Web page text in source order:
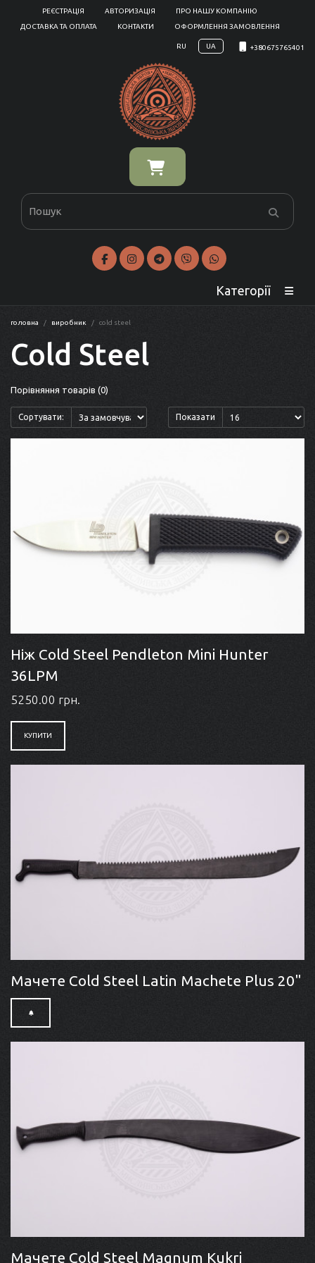
РЕЄСТРАЦІЯ АВТОРИЗАЦІЯ
ПРО НАШУ КОМПАНІЮ
ДОСТАВКА ТА ОПЛАТА
КОНТАКТИ ОФОРМЛЕННЯ ЗАМОВЛЕННЯ
RU UA +380675765401
Категорії
головна виробник cold steel
Cold Steel
Порівняння товарів (0)
Сортувати: Показати
Ніж Cold Steel Pendleton Mini Hunter
36LPM
5250.00 грн.
КУПИТИ
Мачете Cold Steel Latin Machete Plus 20"
Мачете Cold Steel Magnum Kukri